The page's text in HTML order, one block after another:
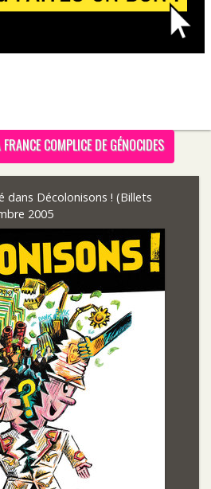
COMPLICE DE GÉNOCIDES
dans Décolonisons ! (Billets
2005